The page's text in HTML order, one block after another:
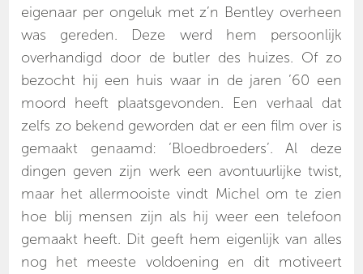
eigenaar per ongeluk met z’n Bentley overheen
was gereden. Deze werd hem persoonlijk
overhandigd door de butler des huizes. Of zo
bezocht hij een huis waar in de jaren ’60 een
moord heeft plaatsgevonden. Een verhaal dat
zelfs zo bekend geworden dat er een film over is
gemaakt genaamd: ‘Bloedbroeders’. Al deze
dingen geven zijn werk een avontuurlijke twist,
maar het allermooiste vindt Michel om te zien
hoe blij mensen zijn als hij weer een telefoon
gemaakt heeft. Dit geeft hem eigenlijk van alles
nog het meeste voldoening en dit motiveert